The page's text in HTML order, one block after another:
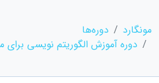
مونگارد
دوره‌ها
دوره آموزش الگوریتم نویسی